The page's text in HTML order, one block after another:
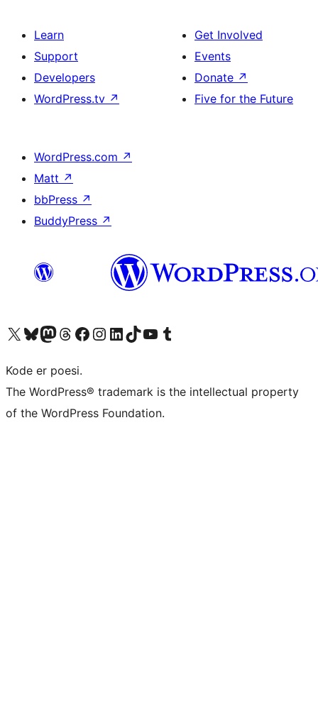
Learn
Support
Developers
WordPress.tv ↗
Get Involved
Events
Donate ↗
Five for the Future
WordPress.com ↗
Matt ↗
bbPress ↗
BuddyPress ↗
Visit our X (formerly Twitter) account
Visit our Bluesky account
Visit our Mastodon account
Visit our Threads account
Visit our Facebook page
Visit our Instagram account
Visit our LinkedIn account
Visit our TikTok account
Visit our YouTube channel
Visit our Tumblr account
Kode er poesi.
The WordPress® trademark is the intellectual property
of the WordPress Foundation.